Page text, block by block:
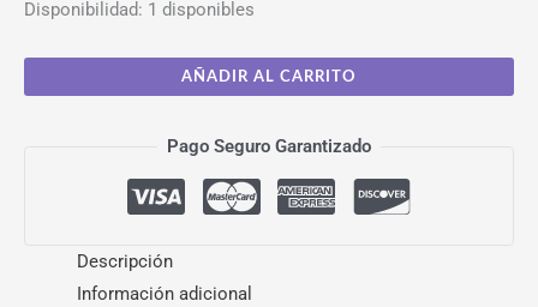
Disponibilidad: 1 disponibles
AÑADIR AL CARRITO
Pago Seguro Garantizado
Descripción
Información adicional